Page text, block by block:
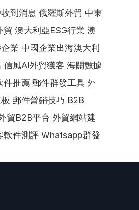
到消息 俄羅斯外貿 中東
貿 澳大利亞ESG行業 澳
業 中國企業出海澳大利
信風AI外貿獲客 海關數據
件推薦 郵件群發工具 外
郵件營銷技巧 B2B
貿B2B平台 外貿網站建
軟件測評 Whatsapp群發